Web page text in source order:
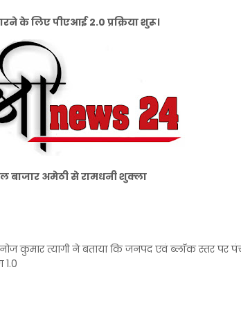
के लिए पीएआई 2.0 प्रक्रिया शुरू।
बाजार अमेठी से रामधनी शुक्ला
कुमार त्यागी ने बताया कि जनपद एवं ब्लॉक स्तर पर